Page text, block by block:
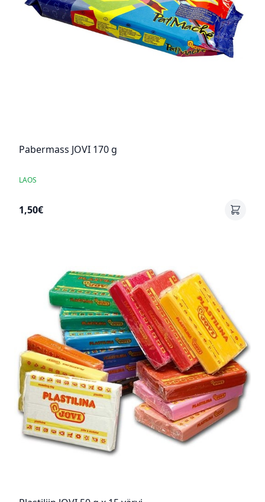
Pabermass JOVI 170 g
LAOS
1,50€